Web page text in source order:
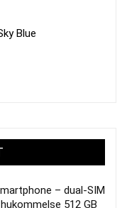
Blue
– dual-SIM
512 GB